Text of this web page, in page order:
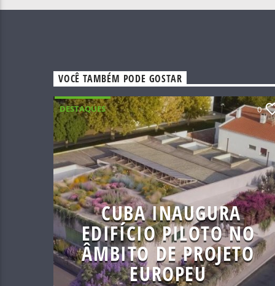
VOCÊ TAMBÉM PODE GOSTAR
DESTAQUES 0
CUBA INAUGURA
EDIFÍCIO PILOTO NO
ÂMBITO DE PROJETO
EUROPEU